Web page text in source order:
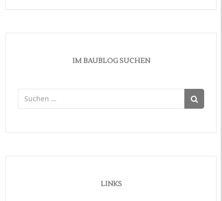
IM BAUBLOG SUCHEN
Suchen
nach:
LINKS